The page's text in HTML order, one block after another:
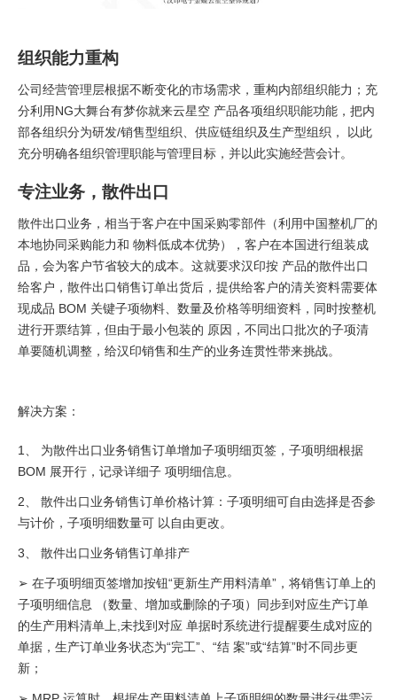
组织能力重构
公司经营管理层根据不断变化的市场需求，重构内部组织能力；充
分利用NG大舞台有梦你就来云星空 产品各项组织职能功能，把内
部各组织分为研发/销售型组织、供应链组织及生产型组织， 以此
充分明确各组织管理职能与管理目标，并以此实施经营会计。
专注业务，散件出口
散件出口业务，相当于客户在中国采购零部件（利用中国整机厂的
本地协同采购能力和 物料低成本优势），客户在本国进行组装成
品，会为客户节省较大的成本。这就要求汉印按 产品的散件出口
给客户，散件出口销售订单出货后，提供给客户的清关资料需要体
现成品 BOM 关键子项物料、数量及价格等明细资料，同时按整机
进行开票结算，但由于最小包装的 原因，不同出口批次的子项清
单要随机调整，给汉印销售和生产的业务连贯性带来挑战。
解决方案：
1、 为散件出口业务销售订单增加子项明细页签，子项明细根据
BOM 展开行，记录详细子 项明细信息。
2、 散件出口业务销售订单价格计算：子项明细可自由选择是否参
与计价，子项明细数量可 以自由更改。
3、 散件出口业务销售订单排产
➢ 在子项明细页签增加按钮“更新生产用料清单”，将销售订单上的
子项明细信息 （数量、增加或删除的子项）同步到对应生产订单
的生产用料清单上,未找到对应 单据时系统进行提醒要生成对应的
单据，生产订单业务状态为“完工”、“结 案”或“结算”时不同步更
新；